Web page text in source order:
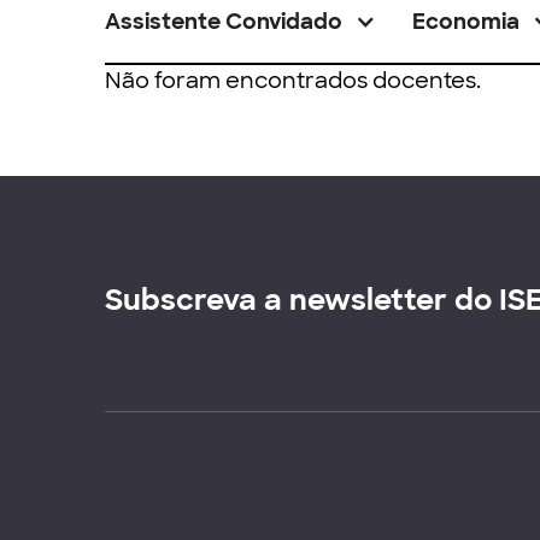
Assistente Convidado Economia
Não foram encontrados docentes.
Subscreva a newsletter do